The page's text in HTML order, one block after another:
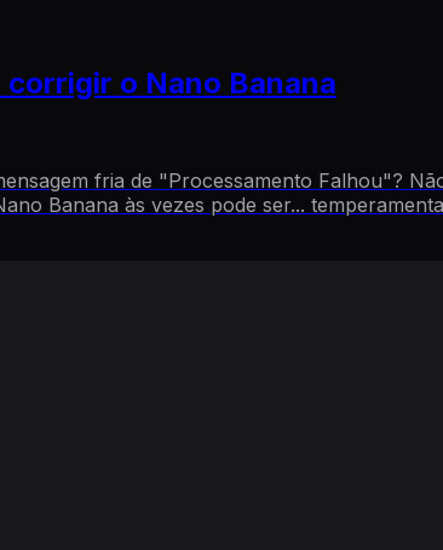
corrigir o Nano Banana
fria de "Processamento Falhou"?
Banana às vezes pode ser...